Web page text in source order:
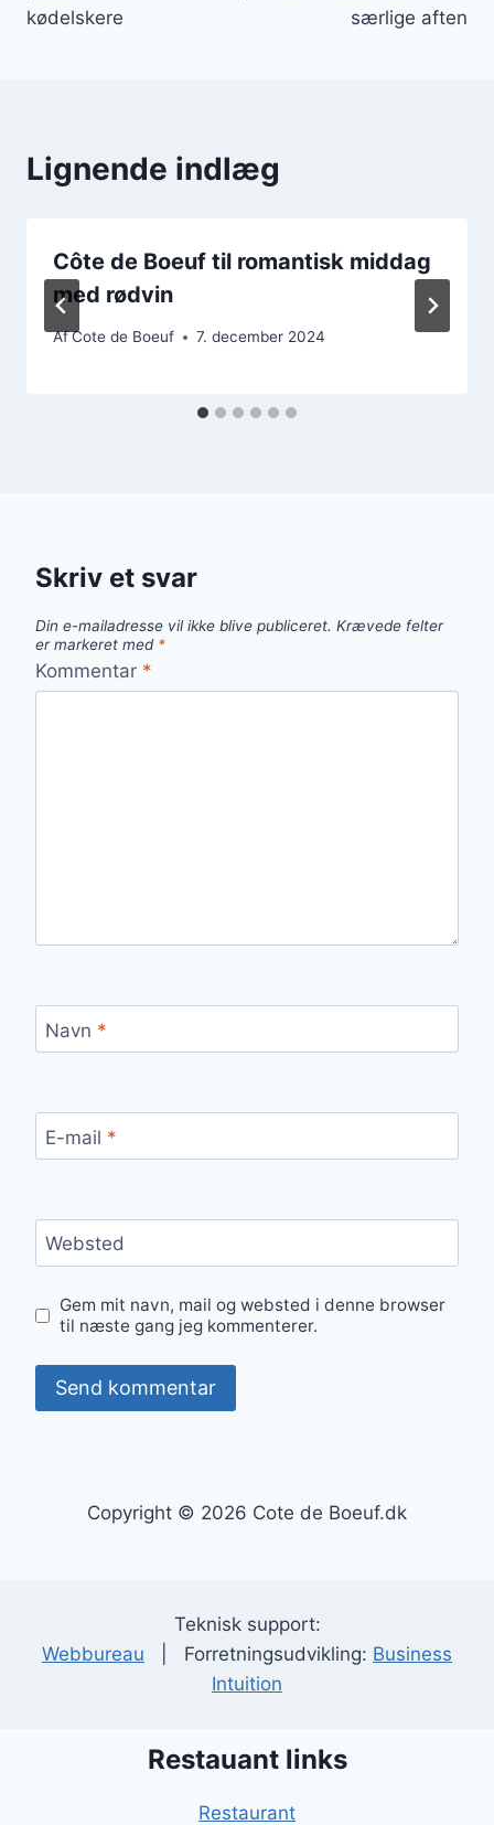
kødelskere
særlige aften
Lignende indlæg
Côte de Boeuf til romantisk middag
med rødvin
AfCote de Boeuf 7. december 2024
Skriv et svar
Din e-mailadresse vil ikke blive publiceret. Krævede felter
er markeret med *
Kommentar *
Navn *
E-mail *
Websted
Gem mit navn, mail og websted i denne browser
til næste gang jeg kommenterer.
Copyright © 2026 Cote de Boeuf.dk
Teknisk support:
Webbureau | Forretningsudvikling: Business
Intuition
Restauant links
Restaurant